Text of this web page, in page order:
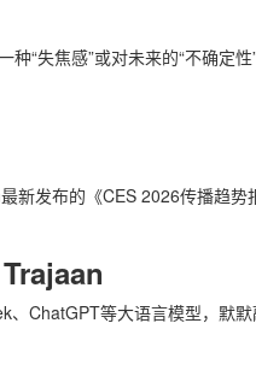
失焦感”或对未来的“不确定
新发布的《CES 2026传播趋
ChatGPT等大语言模型，默